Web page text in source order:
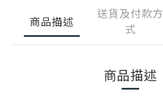
商品描述
送貨及付款方
式
商品描述